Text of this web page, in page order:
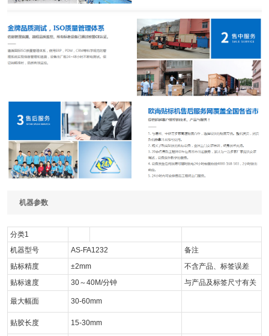
机器参数
分类1
机器型号
AS-FA1232
备注
贴标精度
±2mm
不含产品、标签误差
贴标速度
30～40M/分钟 与产品及标签尺寸有关
最大幅面 30-60mm
贴胶长度 15-30mm